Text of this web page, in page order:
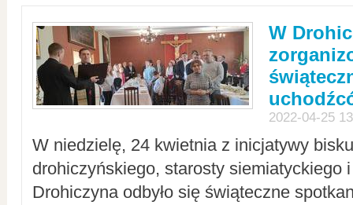
W
2022-04-25
W niedzielę, 24 kwietnia z inicjatywy
drohiczyńskiego, starosty siemiatyckiego
Drohiczyna odbyło się świąteczne